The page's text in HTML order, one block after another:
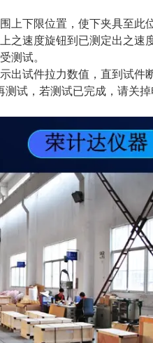
上下限位置，使下夹具至此
之速度旋钮到已测定出之速
测试。
出试件拉力数值，直到试
试，若测试已完成，请关